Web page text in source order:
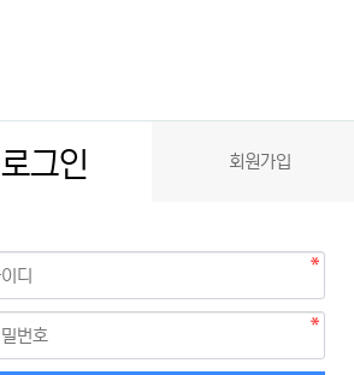
로그인 회원가입